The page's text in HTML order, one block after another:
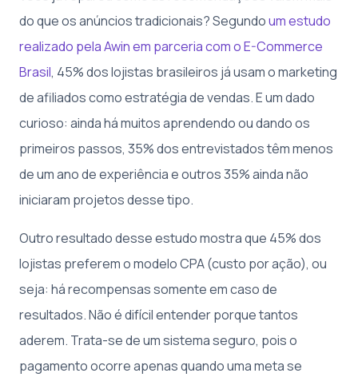
do que os anúncios tradicionais? Segundoum estudo
realizado pela Awin em parceria com o E-Commerce
Brasil, 45% dos lojistas brasileiros já usam o marketing
de afiliados como estratégia de vendas. E um dado
curioso: ainda há muitos aprendendo ou dando os
primeiros passos, 35% dos entrevistados têm menos
de um ano de experiência e outros 35% ainda não
iniciaram projetos desse tipo.
Outro resultado desse estudo mostra que 45% dos
lojistas preferem o modelo CPA (custo por ação), ou
seja: há recompensas somente em caso de
resultados. Não é difícil entender porque tantos
aderem. Trata-se de um sistema seguro, pois o
pagamento ocorre apenas quando uma meta se